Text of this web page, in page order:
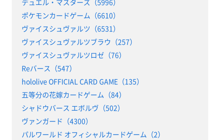
デュエル・マスターズ（5996）
ポケモンカードゲーム（6610）
ヴァイスシュヴァルツ（6531）
ヴァイスシュヴァルツブラウ（257）
ヴァイスシュヴァルツロゼ（76）
Reバース（547）
hololive OFFICIAL CARD GAME（135）
五等分の花嫁カードゲーム（84）
シャドウバース エボルヴ（502）
ヴァンガード（4300）
パルワールド オフィシャルカードゲーム（2）